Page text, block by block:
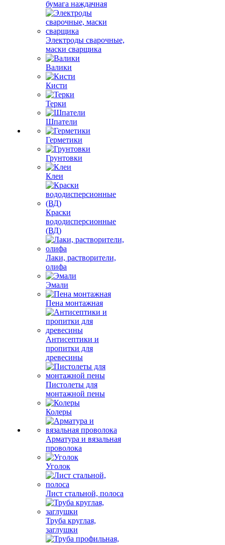
бумага наждачная
Электроды сварочные,
маски сварщика
Валики
Кисти
Терки
Шпатели
Герметики
Грунтовки
Клеи
Краски
вододисперсионные
(ВД)
Лаки, растворители,
олифа
Эмали
Пена монтажная
Антисептики и
пропитки для
древесины
Пистолеты для
монтажной пены
Колеры
Арматура и вязальная
проволока
Уголок
Лист стальной, полоса
Труба круглая,
заглушки